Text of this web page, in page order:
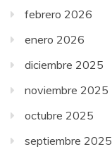
febrero 2026
enero 2026
diciembre 2025
noviembre 2025
octubre 2025
septiembre 2025